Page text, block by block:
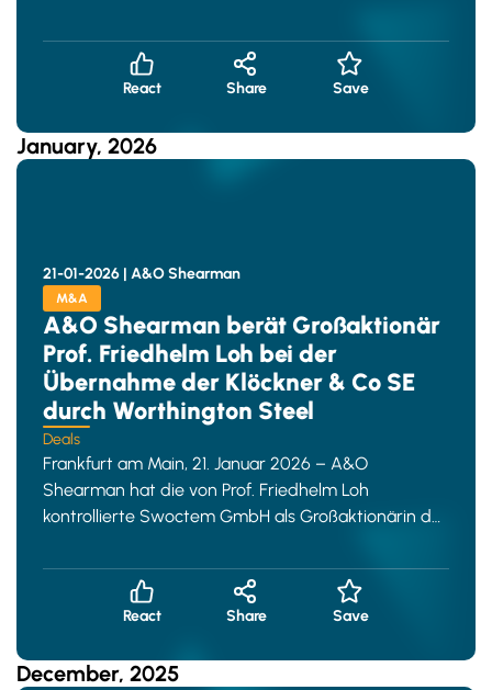
React Share Save
January, 2026
21-01-2026 | A&O Shearman
M&A
A&O Shearman berät Großaktionär
Prof. Friedhelm Loh bei der
Übernahme der Klöckner & Co SE
durch Worthington Steel
Deals
Frankfurt am Main, 21. Januar 2026 – A&O
Shearman hat die von Prof. Friedhelm Loh
kontrollierte Swoctem GmbH als Großaktionärin der
React Share Save
December, 2025